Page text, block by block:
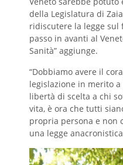
della Legislatura di
ridiscutere la legge sul
passo in avanti al
Sanità” aggiunge.
“Dobbiamo avere il
legislazione in merito
libertà di scelta a chi
vita, è ora che tutti
propria persona e non
una legge